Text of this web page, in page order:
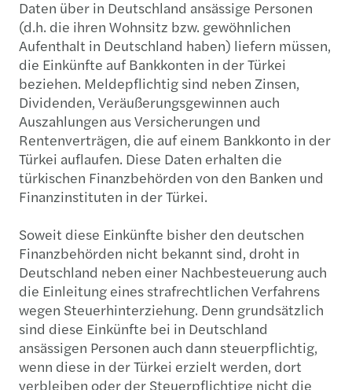
Daten über in Deutschland ansässige Personen
(d.h. die ihren Wohnsitz bzw. gewöhnlichen
Aufenthalt in Deutschland haben) liefern müssen,
die Einkünfte auf Bankkonten in der Türkei
beziehen. Meldepflichtig sind neben Zinsen,
Dividenden, Veräußerungsgewinnen auch
Auszahlungen aus Versicherungen und
Rentenverträgen, die auf einem Bankkonto in der
Türkei auflaufen. Diese Daten erhalten die
türkischen Finanzbehörden von den Banken und
Finanzinstituten in der Türkei.
Soweit diese Einkünfte bisher den deutschen
Finanzbehörden nicht bekannt sind, droht in
Deutschland neben einer Nachbesteuerung auch
die Einleitung eines strafrechtlichen Verfahrens
wegen Steuerhinterziehung. Denn grundsätzlich
sind diese Einkünfte bei in Deutschland
ansässigen Personen auch dann steuerpflichtig,
wenn diese in der Türkei erzielt werden, dort
verbleiben oder der Steuerpflichtige nicht die